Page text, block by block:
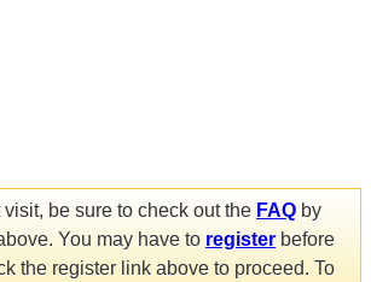
visit, be sure to check out the FAQ by
You may have to register before
the register link above to proceed. To